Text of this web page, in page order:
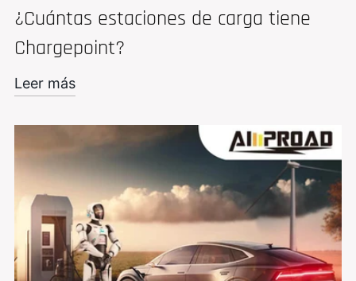
¿Cuántas estaciones de carga tiene
Chargepoint?
Leer más